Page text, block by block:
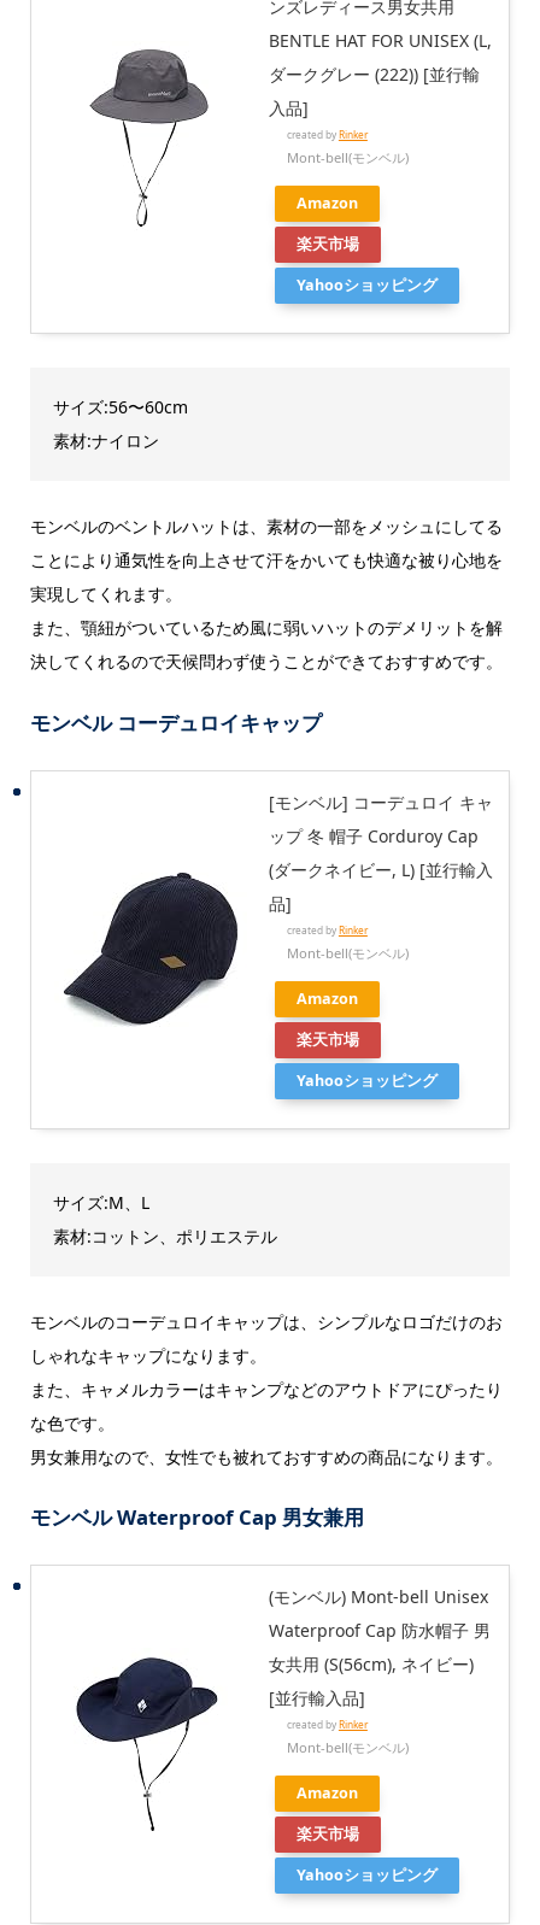
ンズレディース男女共用
BENTLE HAT FOR UNISEX (L,
ダークグレー (222)) [並行輸
入品]
created byRinker
Mont-bell(モンベル)
Amazon
楽天市場
Yahooショッピング
サイズ:56〜60cm
素材:ナイロン
モンベルのベントルハットは、素材の一部をメッシュにしてる
ことにより通気性を向上させて汗をかいても快適な被り心地を
実現してくれます。
また、顎紐がついているため風に弱いハットのデメリットを解
決してくれるので天候問わず使うことができておすすめです。
モンベル コーデュロイキャップ
[モンベル] コーデュロイ キャ
ップ 冬 帽子 Corduroy Cap
(ダークネイビー, L) [並行輸入
品]
created byRinker
Mont-bell(モンベル)
Amazon
楽天市場
Yahooショッピング
サイズ:M、L
素材:コットン、ポリエステル
モンベルのコーデュロイキャップは、シンプルなロゴだけのお
しゃれなキャップになります。
また、キャメルカラーはキャンプなどのアウトドアにぴったり
な色です。
男女兼用なので、女性でも被れておすすめの商品になります。
モンベル Waterproof Cap 男女兼用
(モンベル) Mont-bell Unisex
Waterproof Cap 防水帽子 男
女共用 (S(56cm), ネイビー)
[並行輸入品]
created byRinker
Mont-bell(モンベル)
Amazon
楽天市場
Yahooショッピング